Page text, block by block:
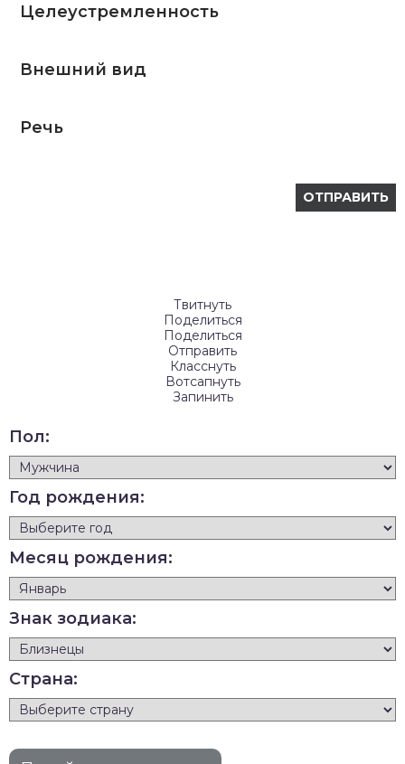
Целеустремленность
Внешний вид
Речь
Твитнуть
Поделиться
Поделиться
Отправить
Класснуть
Вотсапнуть
Запинить
Пол:
Год рождения:
Месяц рождения:
Знак зодиака:
Страна: